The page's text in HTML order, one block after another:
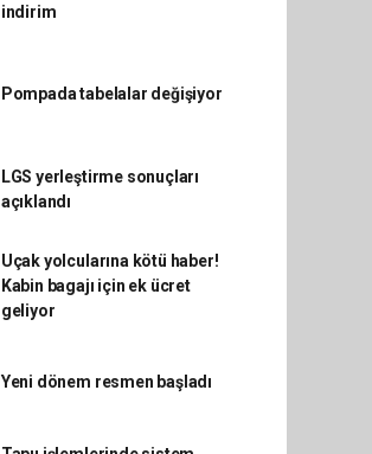
indirim
Pompada tabelalar değişiyor
LGS yerleştirme sonuçları
açıklandı
Uçak yolcularına kötü haber!
Kabin bagajı için ek ücret
geliyor
Yeni dönem resmen başladı